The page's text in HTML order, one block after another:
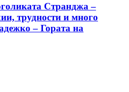
Странджа –
трудности и много
– Гората на